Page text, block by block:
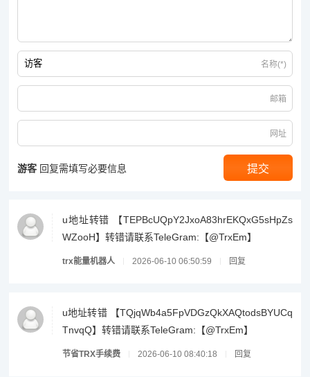
名称(*)
邮箱
网址
游客 回复需填写必要信息
u地址转错 【TEPBcUQpY2JxoA83hrEKQxG5sHpZs
WZooH】转错请联系TeleGram:【@TrxEm】
trx能量机器人 2026-06-10 06:50:59 回复
u地址转错 【TQjqWb4a5FpVDGzQkXAQtodsBYUCq
TnvqQ】转错请联系TeleGram:【@TrxEm】
节省TRX手续费 2026-06-10 08:40:18 回复